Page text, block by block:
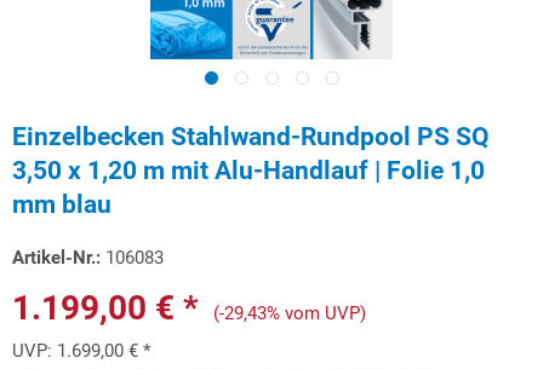
Einzelbecken Stahlwand-Rundpool PS SQ
3,50 x 1,20 m mit Alu-Handlauf | Folie 1,0
mm blau
Artikel-Nr.: 106083
1.199,00 € *
(-29,43% vom UVP)
UVP: 1.699,00 € *